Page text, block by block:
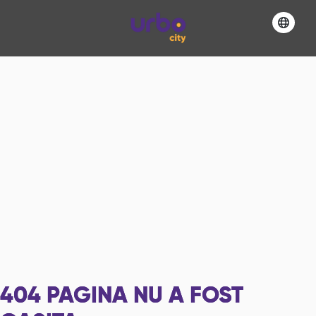
404 PAGINA NU A FOST